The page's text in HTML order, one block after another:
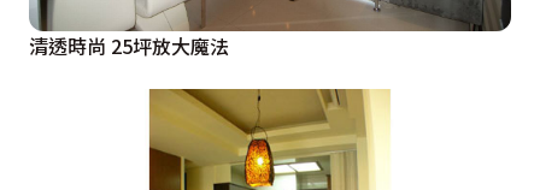
清透時尚 25坪放大魔法